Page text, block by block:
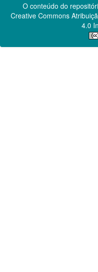
O conteúdo do
Creative Commons
4.0